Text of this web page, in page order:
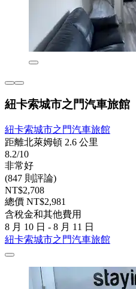
紐卡索城市之門汽車旅館
紐卡索城市之門汽車旅館
距離北萊姆頓 2.6 公里
8.2/10
非常好
(847 則評論)
NT$2,708
總價 NT$2,981
含稅金和其他費用
8 月 10 日 - 8 月 11 日
紐卡索城市之門汽車旅館